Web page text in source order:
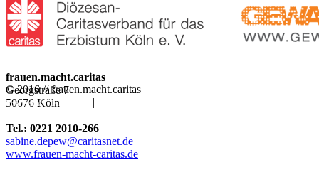
frauen.macht.caritas
Georgstraße 7
50676 Köln
Tel.: 0221 2010-266
sabine.depew@caritasnet.de
www.frauen-macht-caritas.de
© 2016 // frauen.macht.caritas
Impressum|Datenschutz |